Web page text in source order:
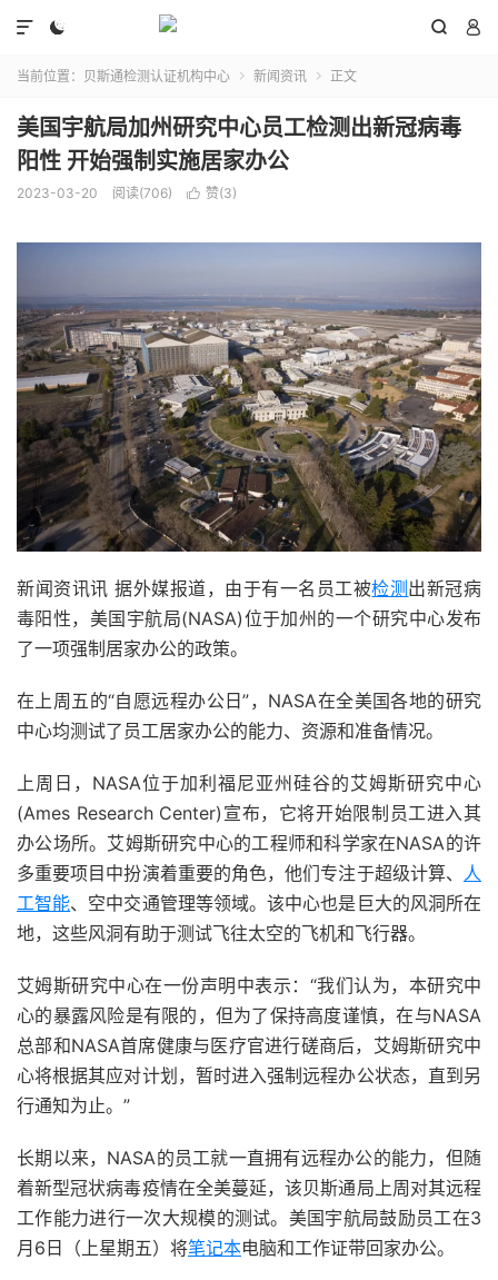
  

当前位置： 贝斯通检测认证机构中心  新闻资讯  正文
美国宇航局加州研究中心员工检测出新冠病毒
阳性 开始强制实施居家办公
2023-03-20 阅读(706)  赞(3)
新闻资讯讯 据外媒报道，由于有一名员工被检测 出新冠病
毒阳性，美国宇航局(NASA)位于加州的一个研究中心发布
了一项强制居家办公的政策。
在上周五的“自愿远程办公日”，NASA在全美国各地的研究
中心均测试了员工居家办公的能力、资源和准备情况。
上周日，NASA位于加利福尼亚州硅谷的艾姆斯研究中心
(Ames Research Center)宣布，它将开始限制员工进入其
办公场所。艾姆斯研究中心的工程师和科学家在NASA的许
多重要项目中扮演着重要的角色，他们专注于超级计算、 人
工智能、空中交通管理等领域。该中心也是巨大的风洞所在
地，这些风洞有助于测试飞往太空的飞机和飞行器。
艾姆斯研究中心在一份声明中表示：“我们认为，本研究中
心的暴露风险是有限的，但为了保持高度谨慎，在与NASA
总部和NASA首席健康与医疗官进行磋商后，艾姆斯研究中
心将根据其应对计划，暂时进入强制远程办公状态，直到另
行通知为止。”
长期以来，NASA的员工就一直拥有远程办公的能力，但随
着新型冠状病毒疫情在全美蔓延，该贝斯通局上周对其远程
工作能力进行一次大规模的测试。美国宇航局鼓励员工在3
月6日（上星期五）将笔记本电脑和工作证带回家办公。